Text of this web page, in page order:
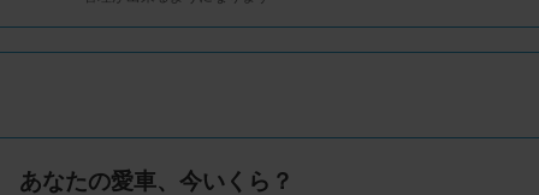
あなたの愛車、今いくら？